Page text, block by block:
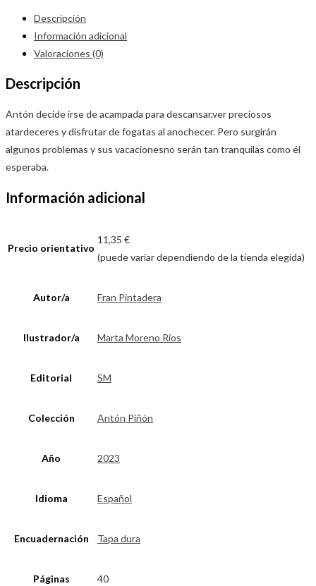
Descripción
Información adicional
Valoraciones (0)
Descripción
Antón decide irse de acampada para descansar,ver preciosos
atardeceres y disfrutar de fogatas al anochecer. Pero surgirán
algunos problemas y sus vacacionesno serán tan tranquilas como él
esperaba.
Información adicional
Precio orientativo
11,35 €
(puede variar dependiendo de la tienda elegida)
Autor/a Fran Pintadera
Ilustrador/a Marta Moreno Ríos
Editorial SM
Colección Antón Piñón
Año 2023
Idioma Español
Encuadernación Tapa dura
Páginas 40